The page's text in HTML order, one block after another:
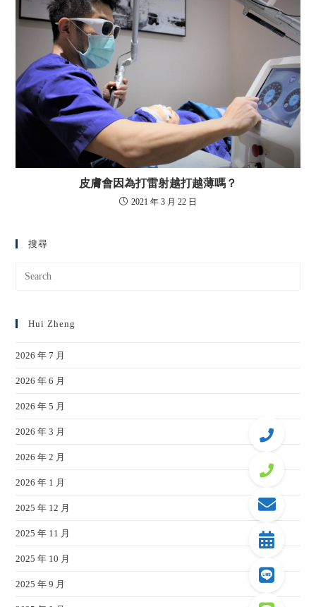
皮膚會因為打雷射越打越薄嗎？
2021 年 3 月 22 日
搜尋
Hui Zheng
2026 年 7 月
2026 年 6 月
2026 年 5 月
2026 年 3 月
2026 年 2 月
2026 年 1 月
2025 年 12 月
2025 年 11 月
2025 年 10 月
2025 年 9 月